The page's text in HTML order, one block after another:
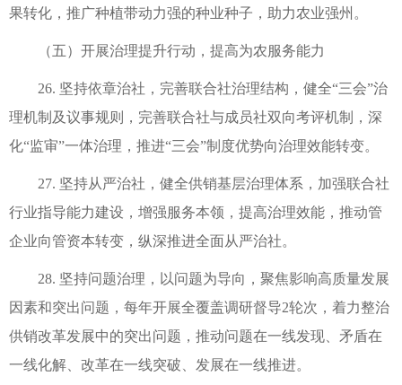
果转化，推广种植带动力强的种业种子，助力农业强州。
（五）开展治理提升行动，提高为农服务能力
26. 坚持依章治社，完善联合社治理结构，健全“三会”治
理机制及议事规则，完善联合社与成员社双向考评机制，深
化“监审”一体治理，推进“三会”制度优势向治理效能转变。
27. 坚持从严治社，健全供销基层治理体系，加强联合社
行业指导能力建设，增强服务本领，提高治理效能，推动管
企业向管资本转变，纵深推进全面从严治社。
28. 坚持问题治理，以问题为导向，聚焦影响高质量发展
因素和突出问题，每年开展全覆盖调研督导2轮次，着力整治
供销改革发展中的突出问题，推动问题在一线发现、矛盾在
一线化解、改革在一线突破、发展在一线推进。